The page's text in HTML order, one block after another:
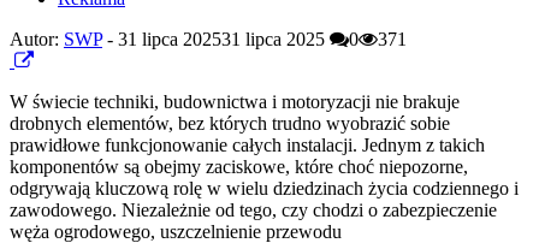
Autor: SWP- 31 lipca 202531 lipca 2025 0 371
W świecie techniki, budownictwa i motoryzacji nie brakuje
drobnych elementów, bez których trudno wyobrazić sobie
prawidłowe funkcjonowanie całych instalacji. Jednym z takich
komponentów są obejmy zaciskowe, które choć niepozorne,
odgrywają kluczową rolę w wielu dziedzinach życia codziennego i
zawodowego. Niezależnie od tego, czy chodzi o zabezpieczenie
węża ogrodowego, uszczelnienie przewodu